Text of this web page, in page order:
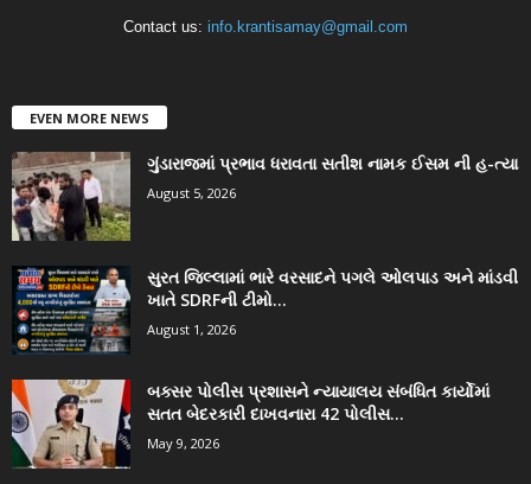
Contact us: info.krantisamay@gmail.com
EVEN MORE NEWS
ગુંડારાજમાં પ્રભાવ ધરાવતા સતીશ નામક ઈસમ ની હ-ત્યા
August 5, 2026
સુરત જિલ્લામાં ભારે વરસાદને પગલે ઓલપાડ અને માંડવી
ખાતે SDRFની ટીમો...
August 1, 2026
બક્સર પોલીસ પ્રશાસને ન્યાયાલય સંબંધિત કાર્યોમાં
સતત બેદરકારી દાખવનારા 42 પોલીસ...
May 9, 2026